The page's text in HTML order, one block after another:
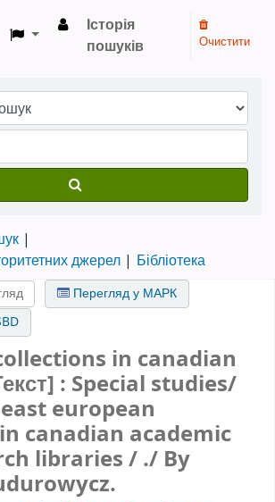
› Електронний каталог
Історія
пошуків
Очистити
джерел
Бібліотека
Перегляд у МАРК
in canadian
: Special studies/
european
canadian academic
libraries / ./ By